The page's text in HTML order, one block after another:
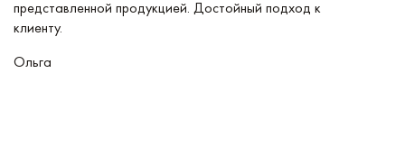
представленной продукцией. Достойный подход к
клиенту.
Ольга